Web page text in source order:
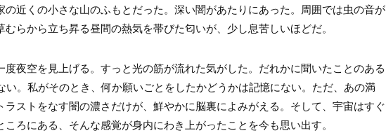
の近くの小さな山のふもとだった。 深い闇があたりにあった。 周囲では虫の音が
むらから立ち昇る昼間の熱気を帯びた匂いが、 少し息苦しいほどだ。
夜空を見上げる。 すっと光の筋が流れた気がした。 だれかに聞いたことのある
。 私がそのとき、何か願いごとをしたかどうかは記憶にない。 ただ、あの満
ラストをなす闇の濃さだけが、鮮やかに脳裏によみがえる。 そして、宇宙はすぐ
ろにある、 そんな感覚が身内にわき上がったことを今も思い出す。